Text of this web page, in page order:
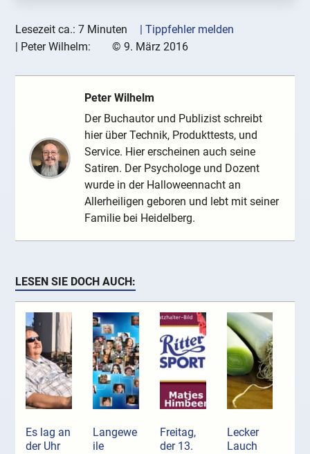
Lesezeit ca.: 7 Minuten
| Tippfehler melden
Peter Wilhelm: © 9. März 2016
Peter Wilhelm
Der Buchautor und Publizist schreibt
hier über Technik, Produkttests, und
Service. Hier erscheinen auch seine
Satiren. Der Psychologe und Dozent
wurde in der Halloweennacht an
Allerheiligen geboren und lebt mit seiner
Familie bei Heidelberg.
LESEN SIE DOCH AUCH:
Es lag an
der Uhr
Langewe
ile
Freitag,
der 13.
Lecker
Lauch